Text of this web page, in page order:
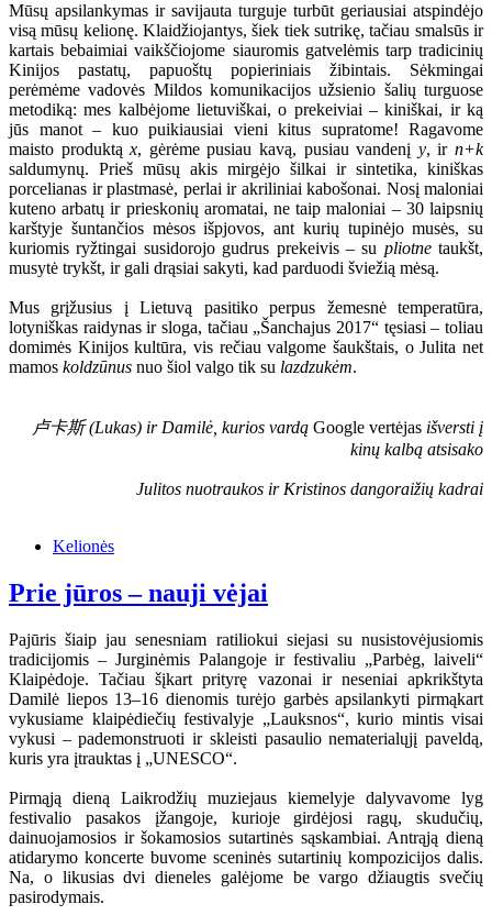
Mūsų apsilankymas ir savijauta turguje turbūt geriausiai atspindėjo
visą mūsų kelionę. Klaidžiojantys, šiek tiek sutrikę, tačiau smalsūs ir
kartais bebaimiai vaikščiojome siauromis gatvelėmis tarp tradicinių
Kinijos pastatų, papuoštų popieriniais žibintais. Sėkmingai
perėmėme vadovės Mildos komunikacijos užsienio šalių turguose
metodiką: mes kalbėjome lietuviškai, o prekeiviai – kiniškai, ir ką
jūs manot – kuo puikiausiai vieni kitus supratome! Ragavome
maisto produktąx, gėrėme pusiau kavą, pusiau vandenį y, irn+k
saldumynų. Prieš mūsų akis mirgėjo šilkai ir sintetika, kiniškas
porcelianas ir plastmasė, perlai ir akriliniai kabošonai. Nosį maloniai
kuteno arbatų ir prieskonių aromatai, ne taip maloniai – 30 laipsnių
karštyje šuntančios mėsos išpjovos, ant kurių tupinėjo musės, su
kuriomis ryžtingai susidorojo gudrus prekeivis – su pliotnetaukšt,
musytė trykšt, ir gali drąsiai sakyti, kad parduodi šviežią mėsą.
Mus grįžusius į Lietuvą pasitiko perpus žemesnė temperatūra,
lotyniškas raidynas ir sloga, tačiau „Šanchajus 2017“ tęsiasi – toliau
domimės Kinijos kultūra, vis rečiau valgome šaukštais, o Julita net
mamos koldzūnus nuo šiol valgo tik su lazdzukėm.
卢卡斯 (Lukas) ir Damilė, kurios vardą Google vertėjas išversti į
kinų kalbą atsisako
Julitos nuotraukos ir Kristinos dangoraižių kadrai
Kelionės
Prie jūros – nauji vėjai
Pajūris šiaip jau senesniam ratiliokui siejasi su nusistovėjusiomis
tradicijomis – Jurginėmis Palangoje ir festivaliu „Parbėg, laiveli“
Klaipėdoje. Tačiau šįkart prityrę vazonai ir neseniai apkrikštyta
Damilė liepos 13–16 dienomis turėjo garbės apsilankyti pirmąkart
vykusiame klaipėdiečių festivalyje „Lauksnos“, kurio mintis visai
vykusi – pademonstruoti ir skleisti pasaulio nematerialųjį paveldą,
kuris yra įtrauktas į „UNESCO“.
Pirmąją dieną Laikrodžių muziejaus kiemelyje dalyvavome lyg
festivalio pasakos įžangoje, kurioje girdėjosi ragų, skudučių,
dainuojamosios ir šokamosios sutartinės sąskambiai. Antrąją dieną
atidarymo koncerte buvome sceninės sutartinių kompozicijos dalis.
Na, o likusias dvi dieneles galėjome be vargo džiaugtis svečių
pasirodymais.